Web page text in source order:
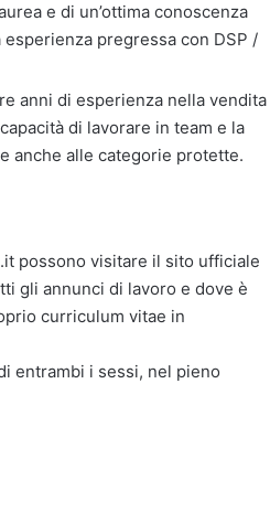
e di un’ottima conoscenza
pregressa con DSP /
anni di esperienza nella vendita
di lavorare in team e la
anche alle categorie protette.
possono visitare il sito ufficiale
gli annunci di lavoro e dove è
curriculum vitae in
entrambi i sessi, nel pieno